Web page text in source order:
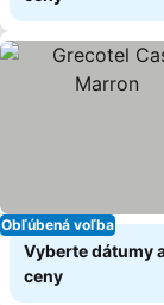
Obľúbená voľba
Vyberte dátumy
ceny